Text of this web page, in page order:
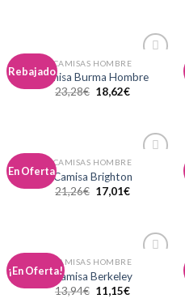
Rebajado
a la
CAMISAS HOMBRE
Camisa Burma Hombre
23,28€ 18,62€
En Oferta
CAMISAS HOMBRE
Camisa Brighton
21,26€ 17,01€
¡En Oferta!
CAMISAS HOMBRE
Camisa Berkeley
13,94€ 11,15€